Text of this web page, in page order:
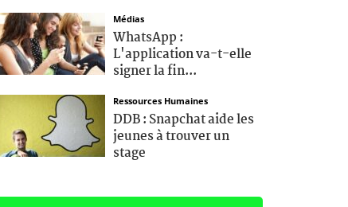
Médias
WhatsApp :
L'application va-t-elle
signer la fin...
Ressources Humaines
DDB : Snapchat aide les
jeunes à trouver un
stage